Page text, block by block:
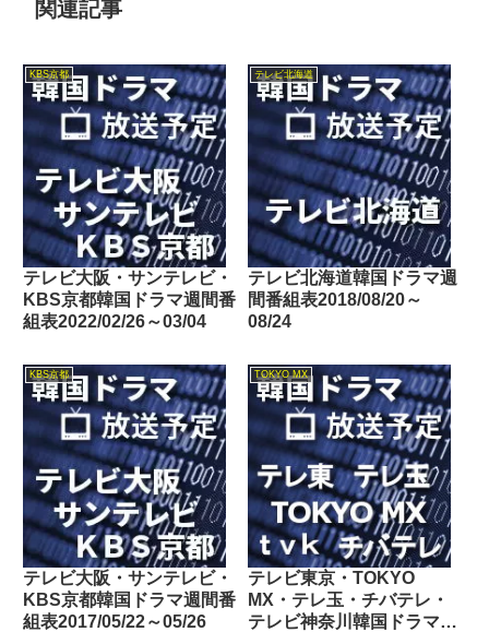
関連記事
KBS京都
テレビ大阪・サンテレビ・
KBS京都韓国ドラマ週間番
組表2022/02/26～03/04
テレビ北海道
テレビ北海道韓国ドラマ週
間番組表2018/08/20～
08/24
KBS京都
テレビ大阪・サンテレビ・
KBS京都韓国ドラマ週間番
組表2017/05/22～05/26
TOKYO MX
テレビ東京・TOKYO
MX・テレ玉・チバテレ・
テレビ神奈川韓国ドラマ週